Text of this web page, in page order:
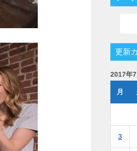
更新
2017年7
月
3